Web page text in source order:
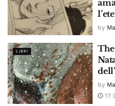
by
LIBRI
by
17